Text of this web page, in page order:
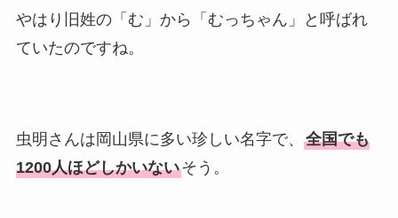
やはり旧姓の「む」から「むっちゃん」と呼ばれ
ていたのですね。
虫明さんは岡山県に多い珍しい名字で、 全国でも
1200人ほどしかいないそう。